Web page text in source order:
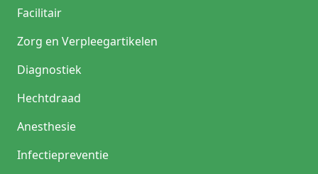
Facilitair
Zorg en Verpleegartikelen
Diagnostiek
Hechtdraad
Anesthesie
Infectiepreventie